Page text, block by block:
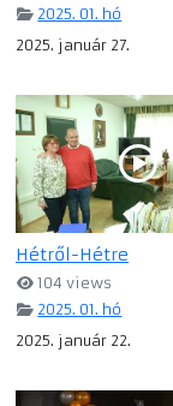
2025. 01. hó
2025. január 27.
Hétről-Hétre
104 views
2025. 01. hó
2025. január 22.